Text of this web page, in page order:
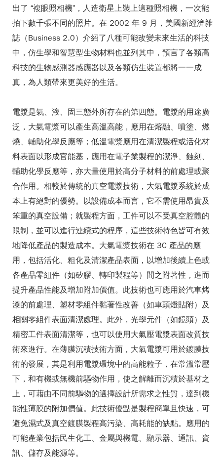
出了 “複眼照相機”，人造衛星上裝上這種照相機，一次能
拍下數千張不同的照片。在 2002 年 9 月，美國新經濟雜
誌（Business 2.0）介紹了八種可能改變未來生活的科技
中，仿生學和智慧型生物材料也並列其中，預言了各類高
科技的生物感測器感應器以及各類仿生裝置都將一一成
真，為人類帶來更美好的生活。
電漿是氣、液、固三態外所存在的第四態。電漿的用途廣
泛，大氣電漿可以產生高溫高能，應用在熔融、噴塗、燃
燒、輔助化學反應等；低溫電漿應用在清潔製程或活化材
料表面以形成官能基，應用在電子業製程的潔淨、蝕刻、
輔助化學反應等，亦大量使用於高分子材料的前處理或聚
合作用。相較於傳統的真空電漿技術，大氣電漿系統於成
本上有絕對的優勢。以設備成本而言，它不需使用昂貴及
笨重的真空設備；就製程方面，工件可以不受真空腔體的
限制，並可以進行連續式的程序，這些技術特色皆可有效
地降低產品的製造成本。大氣電漿技術在 3C 產品的應
用，包括活化、粗化及清潔產品表面，以增加後續上色或
各產品零組件（如矽膠、轉印製程等）間之附著性，進而
提升產品性能及增加附加價值。此技術也可應用於汽車烤
漆的前處理、塑材零組件黏著性改善（如車頭燈貼附）及
相關零組件表面清潔處理。此外，光學元件（如鏡頭）及
精密工件表面清潔等，也可以使用大氣壓電漿表面改質技
術來進行。在薄膜沉積技術方面，大氣電漿可用於鍍膜技
術的發展，其是利用電漿環境中的高能粒子，在常溫常壓
下，和有機或無機前驅物作用，使之解離而沉積於基材之
上，可藉由不同前驅物的選擇設計所需求之性質，達到機
能性薄膜的附加價值。此技術優點是製程簡單且快速，可
避免濕式及真空鍍膜製程高污染、高耗能的缺點。應用的
可能產業包括民生化工、金屬與機電、顯示器、通訊、資
訊、儲存及能源等。